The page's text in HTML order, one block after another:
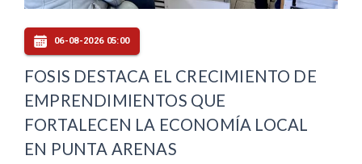
06-08-2026 05:00
FOSIS DESTACA EL CRECIMIENTO DE
EMPRENDIMIENTOS QUE
FORTALECEN LA ECONOMÍA LOCAL
EN PUNTA ARENAS